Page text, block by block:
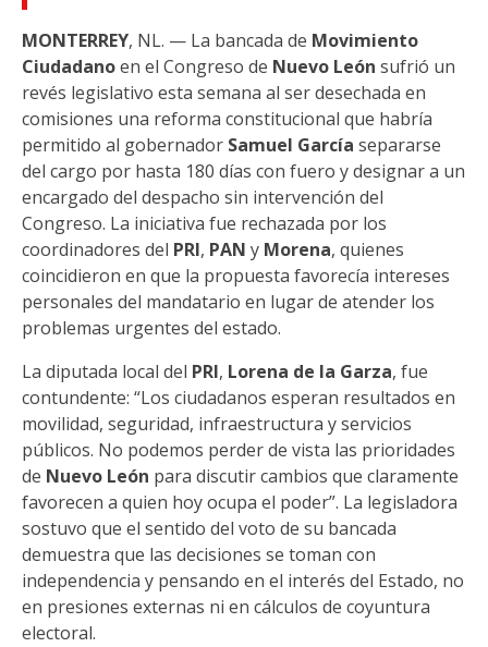
MONTERREY, NL. — La bancada de Movimiento
Ciudadanoen el Congreso de Nuevo León sufrió un
revés legislativo esta semana al ser desechada en
comisiones una reforma constitucional que habría
permitido al gobernador Samuel García separarse
del cargo por hasta 180 días con fuero y designar a un
encargado del despacho sin intervención del
Congreso. La iniciativa fue rechazada por los
coordinadores del PRI, PAN y Morena, quienes
coincidieron en que la propuesta favorecía intereses
personales del mandatario en lugar de atender los
problemas urgentes del estado.
La diputada local del PRI, Lorena de la Garza, fue
contundente: “Los ciudadanos esperan resultados en
movilidad, seguridad, infraestructura y servicios
públicos. No podemos perder de vista las prioridades
de Nuevo León para discutir cambios que claramente
favorecen a quien hoy ocupa el poder”. La legisladora
sostuvo que el sentido del voto de su bancada
demuestra que las decisiones se toman con
independencia y pensando en el interés del Estado, no
en presiones externas ni en cálculos de coyuntura
electoral.